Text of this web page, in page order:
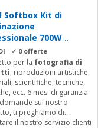
Softbox Kit di
700W
con
- ✓ 0 offerte
per la fotografia di
, riproduzioni artistiche,
scientifiche, tecniche,
ecc. 6 mesi di garanzia
sul nostro
ti preghiamo di
il nostro servizio clienti